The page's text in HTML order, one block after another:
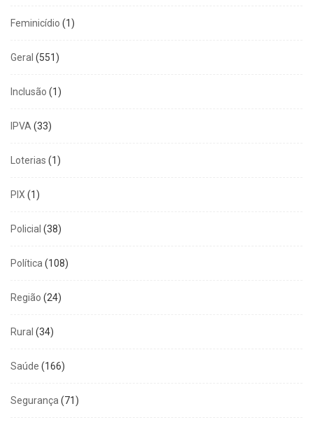
Feminicídio (1)
Geral (551)
Inclusão (1)
IPVA(33)
Loterias (1)
PIX (1)
Policial (38)
Política(108)
Região (24)
Rural (34)
Saúde (166)
Segurança(71)